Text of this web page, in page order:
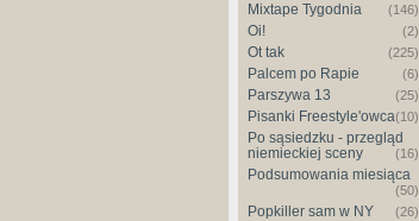
Mixtape Tygodnia (146)
Oi! (2)
Ot tak (225)
Palcem po Rapie (6)
Parszywa 13 (25)
Pisanki Freestyle'owca(10)
Po sąsiedzku - przegląd
niemieckiej sceny
(16)
Podsumowania miesiąca
(50)
Popkiller sam w NY (26)